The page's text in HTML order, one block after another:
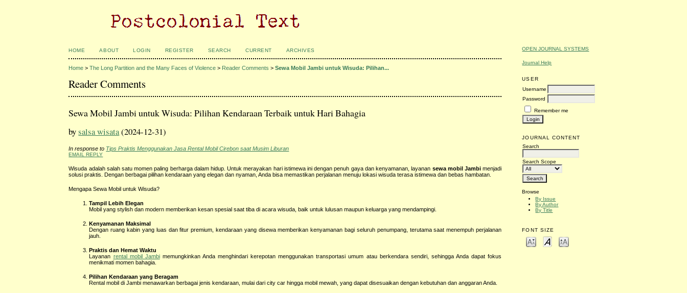
OPEN JOURNAL SYSTEMS
Journal Help
USER
Username
Password
Remember me
JOURNAL CONTENT
Search
Search Scope
Browse
By Issue
By Author
By Title
FONT SIZE
HOME ABOUT LOGIN REGISTER SEARCH CURRENT ARCHIVES
Home >The Long Partition and the Many Faces of Violence > Reader Comments >Sewa Mobil Jambi untuk Wisuda: Pilihan...
Reader Comments
Sewa Mobil Jambi untuk Wisuda: Pilihan Kendaraan Terbaik untuk Hari Bahagia
bysalsa wisata(2024-12-31)
In response to Tips Praktis Menggunakan Jasa Rental Mobil Cirebon saat Musim Liburan
EMAIL REPLY
Wisuda adalah salah satu momen paling berharga dalam hidup. Untuk merayakan hari istimewa ini dengan penuh gaya dan kenyamanan, layanan sewa mobil Jambimenjadi
solusi praktis. Dengan berbagai pilihan kendaraan yang elegan dan nyaman, Anda bisa memastikan perjalanan menuju lokasi wisuda terasa istimewa dan bebas hambatan.
Mengapa Sewa Mobil untuk Wisuda?
Tampil Lebih Elegan
Mobil yang stylish dan modern memberikan kesan spesial saat tiba di acara wisuda, baik untuk lulusan maupun keluarga yang mendampingi.
Kenyamanan Maksimal
Dengan ruang kabin yang luas dan fitur premium, kendaraan yang disewa memberikan kenyamanan bagi seluruh penumpang, terutama saat menempuh perjalanan
jauh.
Praktis dan Hemat Waktu
Layanan rental mobil Jambimemungkinkan Anda menghindari kerepotan menggunakan transportasi umum atau berkendara sendiri, sehingga Anda dapat fokus
menikmati momen bahagia.
Pilihan Kendaraan yang Beragam
Rental mobil di Jambi menawarkan berbagai jenis kendaraan, mulai dari city car hingga mobil mewah, yang dapat disesuaikan dengan kebutuhan dan anggaran Anda.